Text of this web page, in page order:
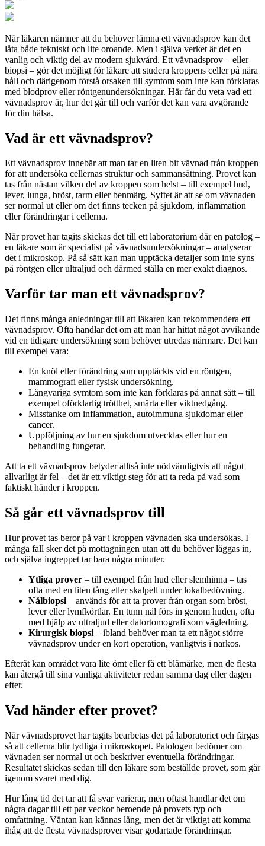
När läkaren nämner att du behöver lämna ett vävnadsprov kan det
låta både tekniskt och lite oroande. Men i själva verket är det en
vanlig och viktig del av modern sjukvård. Ett vävnadsprov – eller
biopsi – gör det möjligt för läkare att studera kroppens celler på nära
håll och därigenom förstå orsaken till symtom som inte kan förklaras
med blodprov eller röntgenundersökningar. Här får du veta vad ett
vävnadsprov är, hur det går till och varför det kan vara avgörande
för din hälsa.
Vad är ett vävnadsprov?
Ett vävnadsprov innebär att man tar en liten bit vävnad från kroppen
för att undersöka cellernas struktur och sammansättning. Provet kan
tas från nästan vilken del av kroppen som helst – till exempel hud,
lever, lunga, bröst, tarm eller benmärg. Syftet är att se om vävnaden
ser normal ut eller om det finns tecken på sjukdom, inflammation
eller förändringar i cellerna.
När provet har tagits skickas det till ett laboratorium där en patolog –
en läkare som är specialist på vävnadsundersökningar – analyserar
det i mikroskop. På så sätt kan man upptäcka detaljer som inte syns
på röntgen eller ultraljud och därmed ställa en mer exakt diagnos.
Varför tar man ett vävnadsprov?
Det finns många anledningar till att läkaren kan rekommendera ett
vävnadsprov. Ofta handlar det om att man har hittat något avvikande
vid en tidigare undersökning som behöver utredas närmare. Det kan
till exempel vara:
En knöl eller förändring som upptäckts vid en röntgen,
mammografi eller fysisk undersökning.
Långvariga symtom som inte kan förklaras på annat sätt – till
exempel oförklarlig trötthet, smärta eller viktnedgång.
Misstanke om inflammation, autoimmuna sjukdomar eller
cancer.
Uppföljning av hur en sjukdom utvecklas eller hur en
behandling fungerar.
Att ta ett vävnadsprov betyder alltså inte nödvändigtvis att något
allvarligt är fel – det är ett viktigt steg för att ta reda på vad som
faktiskt händer i kroppen.
Så går ett vävnadsprov till
Hur provet tas beror på var i kroppen vävnaden ska undersökas. I
många fall sker det på mottagningen utan att du behöver läggas in,
och själva ingreppet tar bara några minuter.
Ytliga prover – till exempel från hud eller slemhinna – tas
ofta med en liten tång eller skalpell under lokalbedövning.
Nålbiopsi – används för att ta prover från organ som bröst,
lever eller lymfkörtlar. En tunn nål förs in genom huden, ofta
med hjälp av ultraljud eller datortomografi som vägledning.
Kirurgisk biopsi – ibland behöver man ta ett något större
vävnadsprov under en kort operation, vanligtvis i narkos.
Efteråt kan området vara lite ömt eller få ett blåmärke, men de flesta
kan återgå till sina vanliga aktiviteter redan samma dag eller dagen
efter.
Vad händer efter provet?
När vävnadsprovet har tagits bearbetas det på laboratoriet och färgas
så att cellerna blir tydliga i mikroskopet. Patologen bedömer om
vävnaden ser normal ut och beskriver eventuella förändringar.
Resultatet skickas sedan till den läkare som beställde provet, som går
igenom svaret med dig.
Hur lång tid det tar att få svar varierar, men oftast handlar det om
några dagar till ett par veckor beroende på provets typ och
omfattning. Väntan kan kännas lång, men det är viktigt att komma
ihåg att de flesta vävnadsprover visar godartade förändringar.